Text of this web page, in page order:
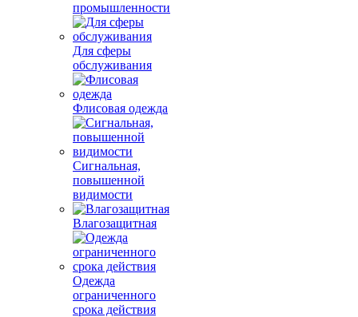
промышленности
Для сферы
обслуживания
Флисовая одежда
Сигнальная,
повышенной
видимости
Влагозащитная
Одежда
ограниченного
срока действия